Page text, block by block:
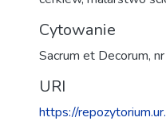
Cytowanie
Sacrum et Decorum,
URI
https://